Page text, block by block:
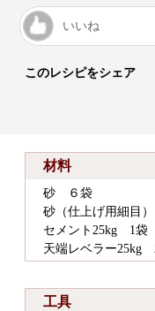
いいね
このレシピをシェア
材料
砂 ６袋
砂（仕上げ用細目
セメント25kg 1袋
天端レベラー25kg
工具